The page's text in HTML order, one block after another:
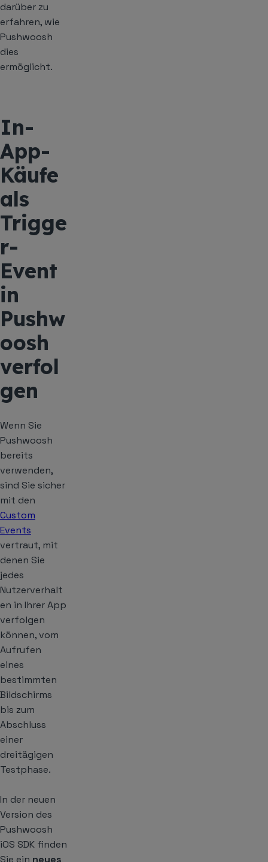
darüber zu
erfahren, wie
Pushwoosh
dies
ermöglicht.
In-
App-
Käufe
als
Trigge
r-
Event
in
Pushw
oosh
verfol
gen
Wenn Sie
Pushwoosh
bereits
verwenden,
sind Sie sicher
mit den
Custom
Events
vertraut, mit
denen Sie
jedes
Nutzerverhalt
en in Ihrer App
verfolgen
können, vom
Aufrufen
eines
bestimmten
Bildschirms
bis zum
Abschluss
einer
dreitägigen
Testphase.
In der neuen
Version des
Pushwoosh
iOS SDK finden